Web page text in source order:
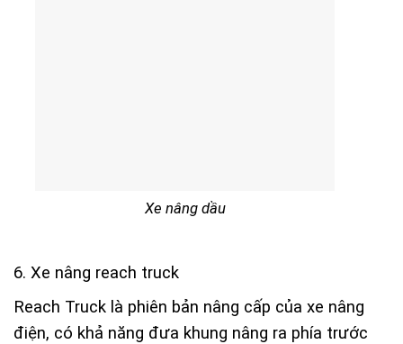
Xe nâng dầu
6. Xe nâng reach truck
Reach Truck là phiên bản nâng cấp của xe nâng
điện, có khả năng đưa khung nâng ra phía trước